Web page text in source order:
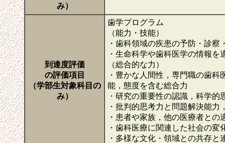
み）
到達度評価
の評価項目
（学部生対象科目の
み）
歯学プログラム
（能力・技能）
・歯科領域の疾患の予防・診
・生命科学や歯科医学の情報
（総合的な力）
・豊かな人間性，専門職の歯
能，態度を含む総合力
・研究の重要性の認識，科学的
・批判的思考力と問題解決能力
・患者や家族，他の医療者と
・歯科医療に関連した社会の
・多様な文化・領域との共存